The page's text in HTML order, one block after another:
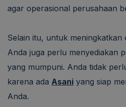
agar operasional perusahaan
Selain itu, untuk meningkatkan
Anda juga perlu menyediakan
yang mumpuni. Anda tidak
karena ada Asani yang siap
Anda.